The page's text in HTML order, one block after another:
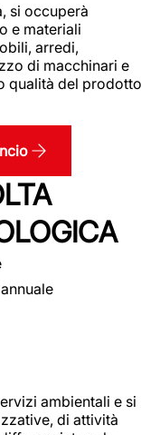
si occuperà
e materiali
arredi,
di macchinari e
qualità del prodotto
ambientali e si
di attività